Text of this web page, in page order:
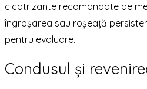
cicatrizante recomandate de
îngroșarea sau roșeață
pentru evaluare.
Condusul și